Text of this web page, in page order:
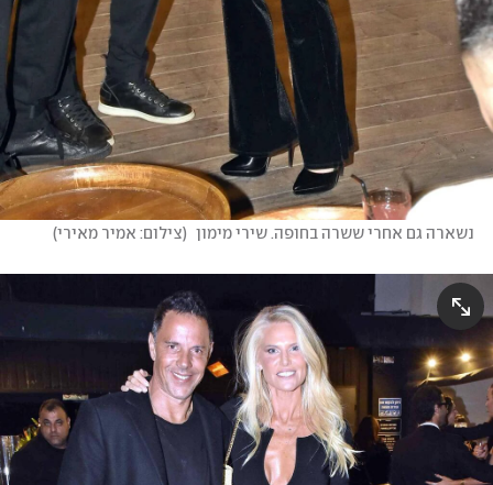
נשארה גם אחרי ששרה בחופה. שירי מימון (צילום: אמיר מאירי)